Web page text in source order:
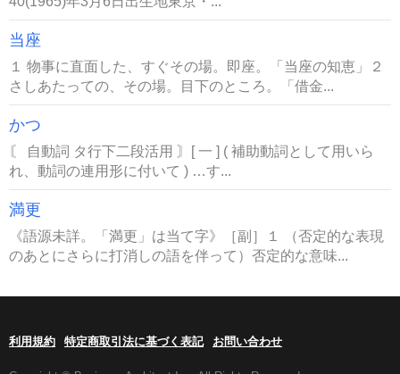
当座
１ 物事に直面した、すぐその場。即座。「当座の知恵」２
さしあたっての、その場。目下のところ。「借金...
かつ
〘 自動詞 タ行下二段活用 〙[ 一 ] ( 補助動詞として用いら
れ、動詞の連用形に付いて ) …す...
満更
《語源未詳。「満更」は当て字》［副］１ （否定的な表現
のあとにさらに打消しの語を伴って）否定的な意味...
利用規約 特定商取引法に基づく表記 お問い合わせ